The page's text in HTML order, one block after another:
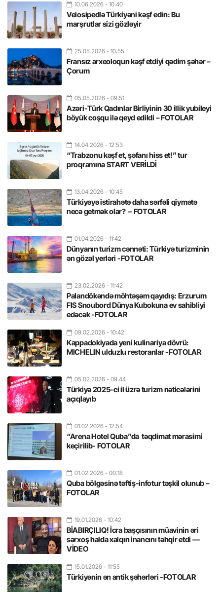
10.06.2026 - 10:40
Velosipedlə Türkiyəni kəşf edin: Bu
marşrutlar sizi gözləyir
25.05.2026 - 10:55
Fransız arxeoloqun kəşf etdiyi qədim şəhər –
Çorum
05.05.2026 - 09:51
Azəri-Türk Qadınlar Birliyinin 30 illik yubileyi
böyük coşqu ilə qeyd edildi – FOTOLAR
14.04.2026 - 12:53
“Trabzonu kəşf et, şəfanı hiss et!” tur
proqramına START VERİLDİ
13.04.2026 - 10:45
Türkiyəyə istirahətə daha sərfəli qiymətə
necə getmək olar? – FOTOLAR
01.04.2026 - 11:42
Dünyanın turizm cənnəti: Türkiyə turizminin
ən gözəl yerləri -FOTOLAR
23.02.2026 - 11:42
Palandökəndə möhtəşəm qayıdış: Erzurum
FIS Snoubord Dünya Kubokuna ev sahibliyi
edəcək -FOTOLAR
09.02.2026 - 10:42
Kappadokiyada yeni kulinariya dövrü:
MICHELIN ulduzlu restoranlar -FOTOLAR
05.02.2026 - 09:44
Türkiyə 2025-ci il üzrə turizm nəticələrini
açıqlayıb
01.02.2026 - 12:54
“Arena Hotel Quba”da təqdimat mərasimi
keçirilib- FOTOLAR
01.02.2026 - 00:18
Quba bölgəsinə təftiş-infotur təşkil olunub –
FOTOLAR
19.01.2026 - 10:42
BİABIRÇILIQ! İcra başçısının müavinin əri
sərxoş halda xalqın inancını təhqir etdi —
VİDEO
15.01.2026 - 11:55
Türkiyənin ən antik şəhərləri -FOTOLAR